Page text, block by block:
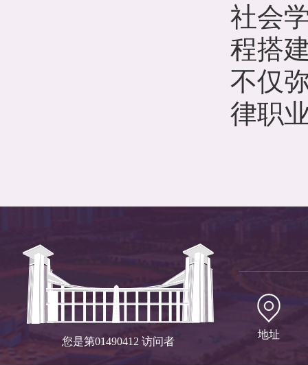
社会
程搭
不仅
律职
您是第01490412 访问者
地址